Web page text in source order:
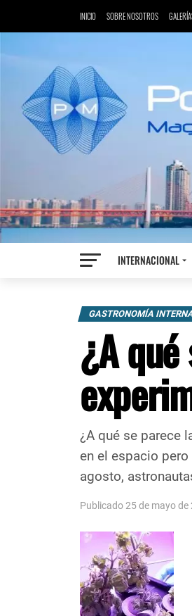
INICIO SOBRE NOSOTROS
INTERNACIONAL
GASTRONOMÍA
¿A
¿A qué se parece
en el espacio
agosto,
Publicado 25 de mayo de